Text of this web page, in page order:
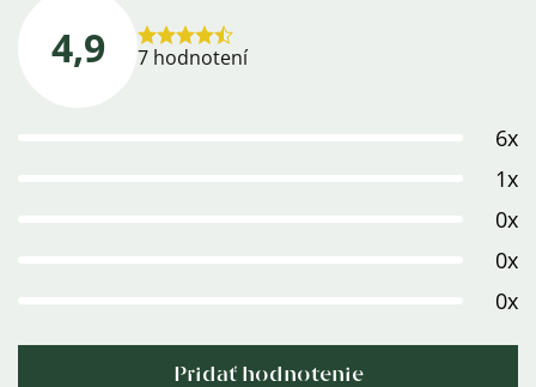
4,9
Priemerné
7 hodnotení
6x
1x
0x
0x
0x
Pridať hodnotenie